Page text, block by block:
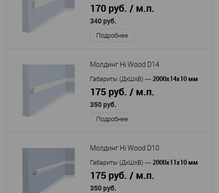
170 руб. / м.п.
340 руб.
Подробнее
Молдинг Hi Wood D14
Габариты (ДхШхВ) — 2000х14х10 мм
175 руб. / м.п.
350 руб.
Подробнее
Молдинг Hi Wood D10
Габариты (ДхШхВ) — 2000х11х10 мм
175 руб. / м.п.
350 руб.